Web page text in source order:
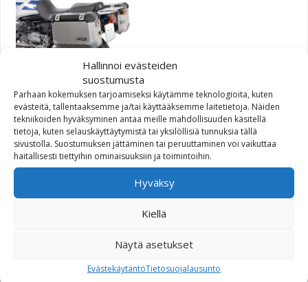
Hallinnoi evästeiden
suostumusta
Parhaan kokemuksen tarjoamiseksi käytämme teknologioita, kuten
evästeitä, tallentaaksemme ja/tai käyttääksemme laitetietoja. Näiden
tekniikoiden hyväksyminen antaa meille mahdollisuuden käsitellä
tietoja, kuten selauskäyttäytymistä tai yksilöllisiä tunnuksia tällä
sivustolla. Suostumuksen jättäminen tai peruuttaminen voi vaikuttaa
haitallisesti tiettyihin ominaisuuksiin ja toimintoihin.
Hyväksy
Kiellä
Näytä asetukset
EvästekäytäntöTietosuojalausunto
SW-Motech Quick-Lock Evo
sivutelinesarja BMW
R1100GS/R1150GS
270,00€
200,40€